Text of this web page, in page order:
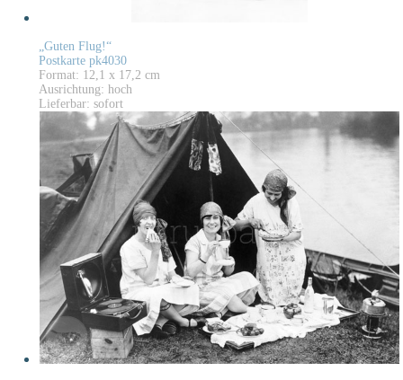
„Guten Flug!“
Postkarte pk4030
Format: 12,1 x 17,2 cm
Ausrichtung: hoch
Lieferbar: sofort